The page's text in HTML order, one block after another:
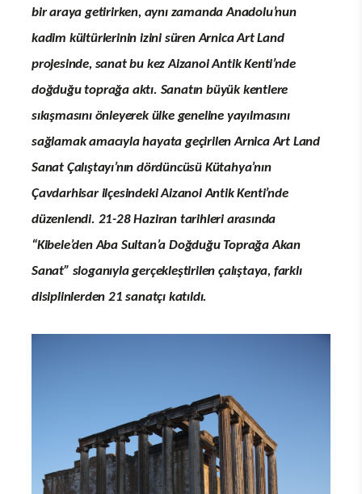
bir araya getirirken, aynı zamanda Anadolu’nun
kadim kültürlerinin izini süren Arnica Art Land
projesinde, sanat bu kez Aizanoi Antik Kenti’nde
doğduğu toprağa aktı. Sanatın büyük kentlere
sıkışmasını önleyerek ülke geneline yayılmasını
sağlamak amacıyla hayata geçirilen Arnica Art Land
Sanat Çalıştayı’nın dördüncüsü Kütahya’nın
Çavdarhisar ilçesindeki Aizanoi Antik Kenti’nde
düzenlendi. 21-28 Haziran tarihleri arasında
“Kibele’den Aba Sultan’a Doğduğu Toprağa Akan
Sanat” sloganıyla gerçekleştirilen çalıştaya, farklı
disiplinlerden 21 sanatçı katıldı.